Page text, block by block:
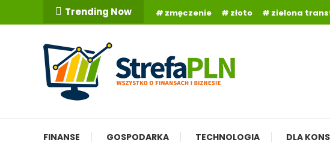
To
Trending Now zmęczenie złoto zielona
StrefaPLN.pl
FINANSE GOSPODARKA TECHNOLOGIA DLA